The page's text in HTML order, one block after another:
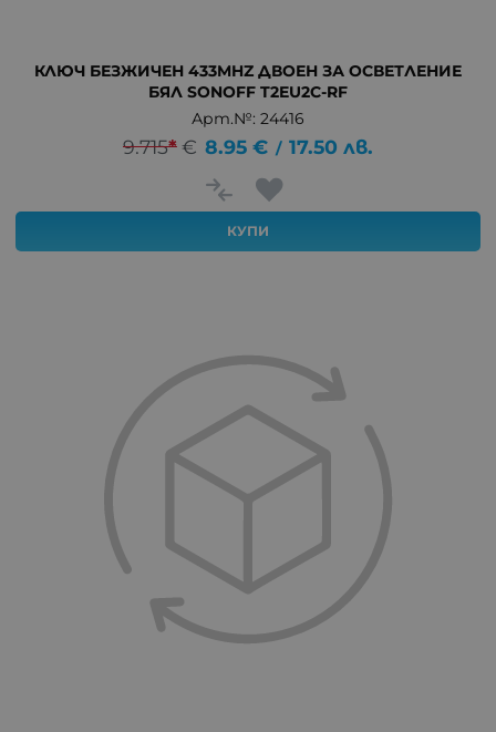
КЛЮЧ БЕЗЖИЧЕН 433MHZ ДВОЕН ЗА ОСВЕТЛЕНИЕ
БЯЛ SONOFF T2EU2C-RF
Арт.№: 24416
9.715*€ 8.95 € / 17.50 лв.
КУПИ